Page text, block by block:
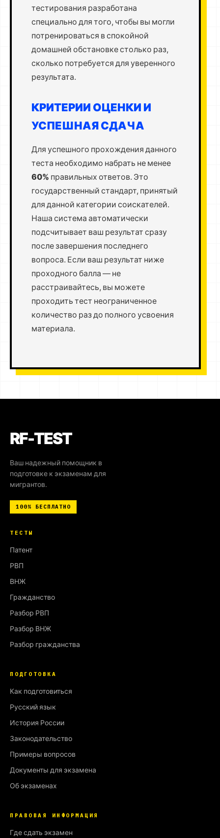
тестирования разработана
специально для того, чтобы вы могли
потренироваться в спокойной
домашней обстановке столько раз,
сколько потребуется для уверенного
результата.
КРИТЕРИИ ОЦЕНКИ И
УСПЕШНАЯ СДАЧА
Для успешного прохождения данного
теста необходимо набрать не менее
60% правильных ответов. Это
государственный стандарт, принятый
для данной категории соискателей.
Наша система автоматически
подсчитывает ваш результат сразу
после завершения последнего
вопроса. Если ваш результат ниже
проходного балла — не
расстраивайтесь, вы можете
проходить тест неограниченное
количество раз до полного усвоения
материала.
RF-TEST
Ваш надежный помощник в
подготовке к экзаменам для
мигрантов.
100% БЕСПЛАТНО
ТЕСТЫ
Патент
РВП
ВНЖ
Гражданство
Разбор РВП
Разбор ВНЖ
Разбор гражданства
ПОДГОТОВКА
Как подготовиться
Русский язык
История России
Законодательство
Примеры вопросов
Документы для экзамена
Об экзаменах
ПРАВОВАЯ ИНФОРМАЦИЯ
Где сдать экзамен